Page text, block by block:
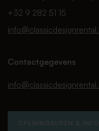
+32 9 282 51 15
Contactgegevens
OPENINGSUREN & INFO